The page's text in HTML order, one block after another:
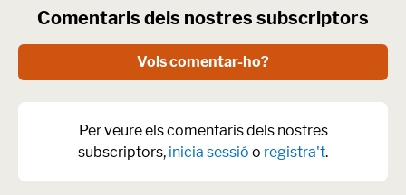
Comentaris dels nostres subscriptors
Vols comentar-ho?
Per veure els comentaris dels nostres
subscriptors, inicia sessió o registra't.